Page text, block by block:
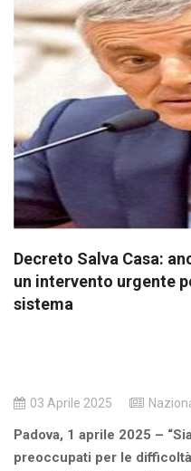
Decreto Salva Casa:
un intervento urgente
sistema
03 Aprile 2025
Padova, 1 aprile 2025 –
preoccupati per le